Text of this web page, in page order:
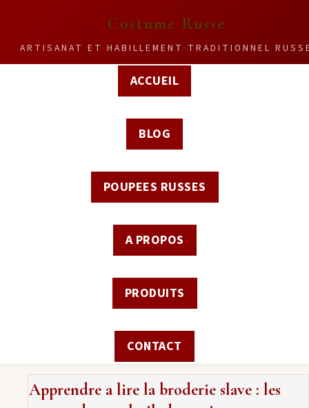
Costume Russe
ARTISANAT ET HABILLEMENT TRADITIONNEL
ACCUEIL
BLOG
POUPEES RUSSES
A PROPOS
PRODUITS
CONTACT
Apprendre a lire la broderie slave : les